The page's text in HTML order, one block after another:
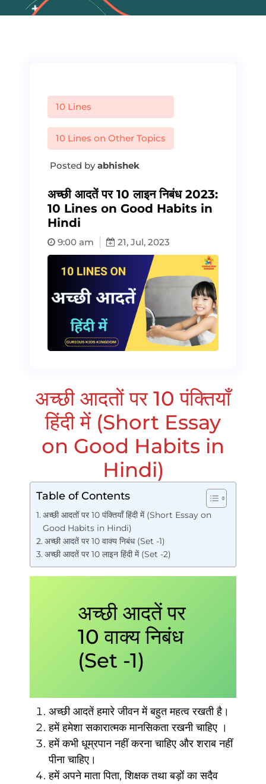
10 Lines
10 Lines on Other Topics
Posted byabhishek
अच्छी आदतें पर 10 लाइन निबंध 2023:
10 Lines on Good Habits in
Hindi
9:00 am 21, Jul, 2023
अच्छी आदतों पर 10 पंक्तियाँ
हिंदी में (Short Essay
on Good Habits in
Hindi)
Table of Contents
अच्छी आदतों पर 10 पंक्तियाँ हिंदी में (Short Essay on
Good Habits in Hindi)
अच्छी आदतें पर 10 वाक्य निबंध (Set -1)
अच्छी आदतें पर 10 लाइन हिंदी में (Set -2)
अच्छी आदतें पर
10 वाक्य निबंध
(Set -1)
अच्छी आदतें हमारे जीवन में बहुत महत्व रखती है।
हमें हमेशा सकारात्मक मानसिकता रखनी चाहिए ।
हमें कभी धूम्रपान नहीं करना चाहिए और शराब नहीं
पीना चाहिए।
हमें अपने माता पिता, शिक्षक तथा बड़ों का सदैव